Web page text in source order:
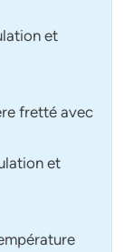
et
fretté avec
et